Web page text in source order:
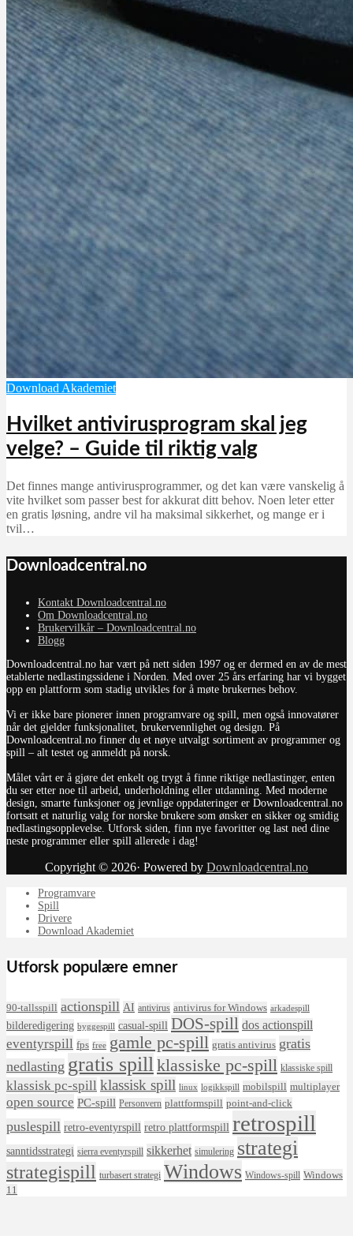
Download Akademiet
Hvilket antivirusprogram skal jeg
velge? – Guide til riktig valg
Det finnes mange antivirusprogrammer, og det kan være vanskelig å
vite hvilket som passer best for akkurat ditt behov. Noen leter etter
en gratis løsning, andre vil ha maksimal sikkerhet, og mange er i
tvil…
Downloadcentral.no
Kontakt Downloadcentral.no
Om Downloadcentral.no
Brukervilkår – Downloadcentral.no
Blogg
Downloadcentral.no har vært på nett siden 1997 og er dermed en av de mest
etablerte nedlastingssidene i Norden. Med over 25 års erfaring har vi bygget
opp en plattform som stadig utvikles for å møte brukernes behov.
Vi er ikke bare pionerer innen programvare og spill, men også innovatører
når det gjelder funksjonalitet, brukervennlighet og design. På
Downloadcentral.no finner du et nøye utvalgt sortiment av programmer og
spill – alt testet og anmeldt på norsk.
Målet vårt er å gjøre det enkelt og trygt å finne riktige nedlastinger, enten
du ser etter noe til arbeid, underholdning eller utdanning. Med moderne
design, smarte funksjoner og jevnlige oppdateringer er Downloadcentral.no
fortsatt et naturlig valg for norske brukere som ønsker en sikker og smidig
nedlastingsopplevelse. Utforsk siden, finn nye favoritter og last ned dine
neste programmer eller spill allerede i dag!
Copyright © 2026· Powered by Downloadcentral.no
Programvare
Spill
Drivere
Download Akademiet
Utforsk populære emner
90-tallsspill actionspill AI antivirus antivirus for Windows arkadespill
bilderedigering byggespill casual-spill DOS-spill dos actionspill
eventyrspill fps free gamle pc-spill gratis antivirus gratis
nedlasting gratis spillklassiske pc-spill klassiske spill
klassisk pc-spill klassisk spill linux logikkspill mobilspill multiplayer
open source PC-spill Personvern plattformspill point-and-click
puslespill retro-eventyrspill retro plattformspill retrospill
sanntidsstrategi sierra eventyrspill sikkerhet simulering strategi
strategispill turbasert strategi Windows Windows-spill Windows
11